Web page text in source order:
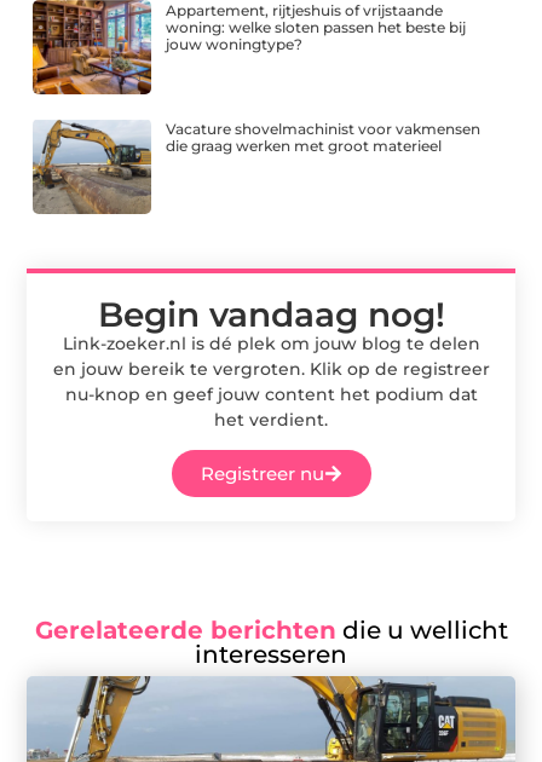
Appartement, rijtjeshuis of vrijstaande
woning: welke sloten passen het beste bij
jouw woningtype?
Vacature shovelmachinist voor vakmensen
die graag werken met groot materieel
Begin vandaag nog!
Link-zoeker.nl is dé plek om jouw blog te delen
en jouw bereik te vergroten. Klik op de registreer
nu-knop en geef jouw content het podium dat
het verdient.
Registreer nu
Gerelateerde berichten die u wellicht
interesseren